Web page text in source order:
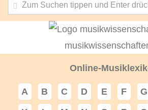
Online-
A B C D E F G